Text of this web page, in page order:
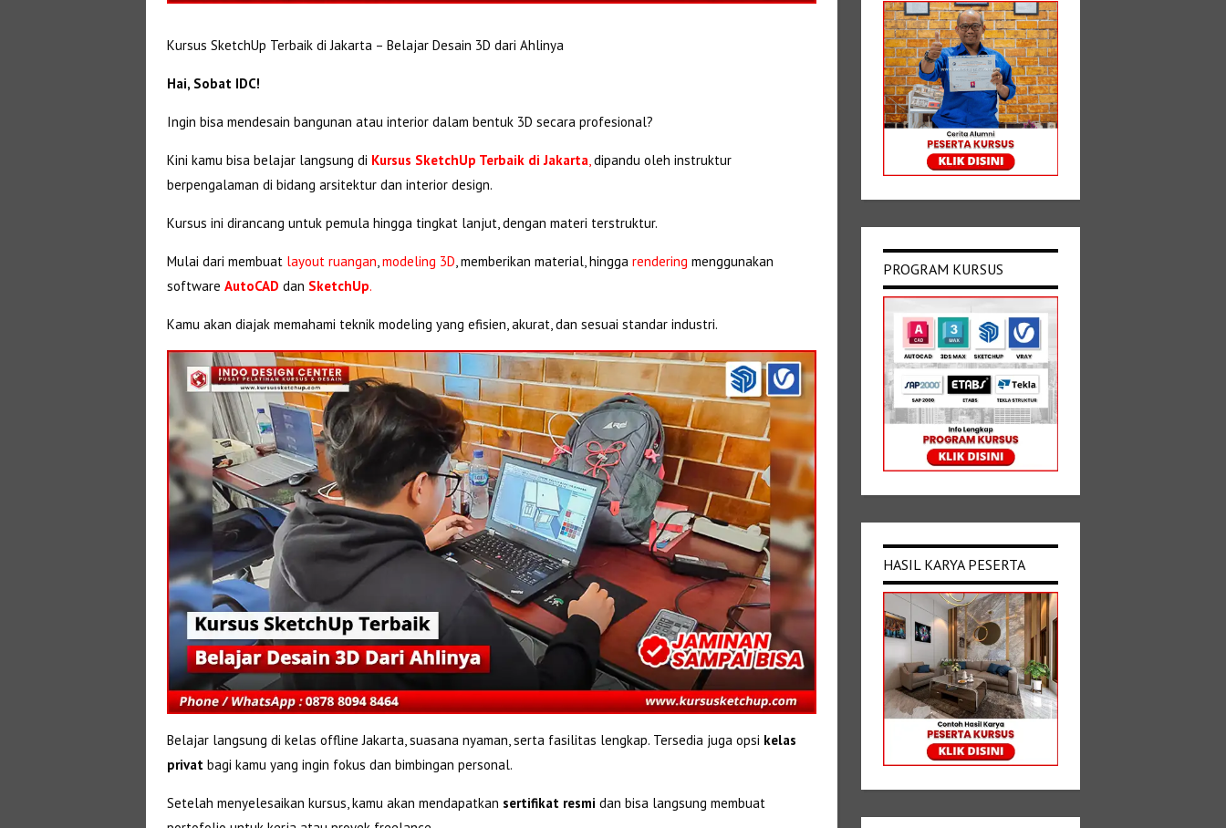
Kursus SketchUp Terbaik di Jakarta – Belajar Desain 3D dari Ahlinya
Hai, Sobat IDC!
Ingin bisa mendesain bangunan atau interior dalam bentuk 3D secara profesional?
Kini kamu bisa belajar langsung di Kursus SketchUp Terbaik di Jakarta dipandu oleh instruktur
berpengalaman di bidang arsitektur dan interior design.
Kursus ini dirancang untuk pemula hingga tingkat lanjut, dengan materi terstruktur.
Mulai dari membuat layout ruangan modeling 3D , memberikan material, hingga rendering menggunakan
software AutoCAD dan SketchUp.
Kamu akan diajak memahami teknik modeling yang efisien, akurat, dan sesuai standar industri.
Belajar langsung di kelas offline Jakarta, suasana nyaman, serta fasilitas lengkap. Tersedia juga opsi kelas
privatbagi kamu yang ingin fokus dan bimbingan personal.
Setelah menyelesaikan kursus, kamu akan mendapatkan sertifikat resmi dan bisa langsung membuat
PROGRAM KURSUS
HASIL KARYA PESERTA